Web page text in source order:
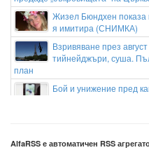
Жизел Бюндхен показа
я имитира (СНИМКА)
Взривяване през
тийнейджъри, суша.
план
Бой и унижение пред
AlfaRSS е автоматичен RSS